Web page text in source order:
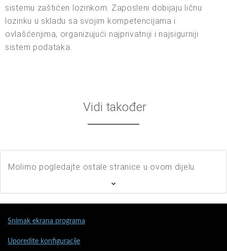
sistemu zaštićen lozinkom. Zaposleni dobijaju ličnu
lozinku u skladu sa svojim kompetencijama i
ovlašćenjima, organizujući najprivatniji i najsigurniji
sistem podataka.
Vidi također
Molimo pogledajte ostale stranice u ovom dijelu
Snimak ekrana programa
Uporedite konfiguracije